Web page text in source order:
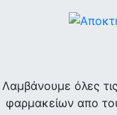
Λαμβάνουμε όλες
φαρμακείων απο